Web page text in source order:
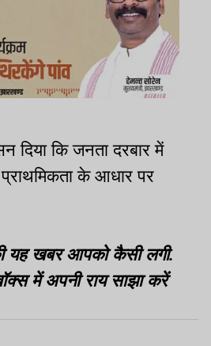
दिया कि जनता दरबार में
प्राथमिकता के आधार पर
यह खबर आपको कैसी लगी.
में अपनी राय साझा करें